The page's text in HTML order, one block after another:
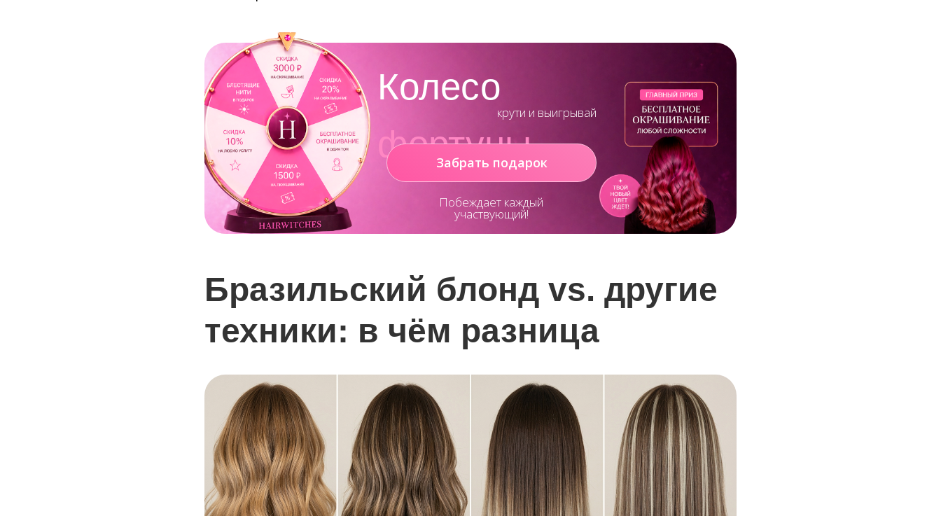
Побеждает каждый
участвующий!
крути и выигрывай
Колесо
фортуны
Забрать подарок
Бразильский блонд vs. другие
техники: в чём разница